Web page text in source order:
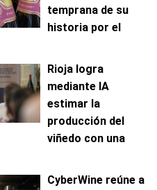
temprana de su
historia por el
maduración
Rioja logra
mediante IA
estimar la
producción del
viñedo con una
el 96%
CyberWine reúne a